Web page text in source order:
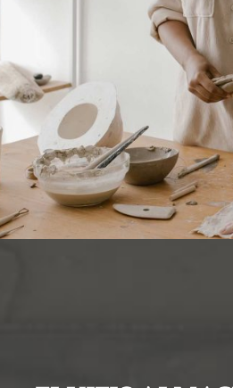
Join the workshop
Elude